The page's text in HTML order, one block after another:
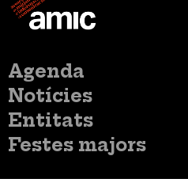
Menú
principal
Agenda
Notícies
Entitats
Festes majors